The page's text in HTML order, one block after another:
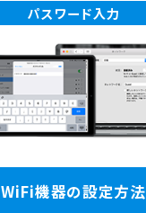
パスワード入力
WiFi機器の設定方法